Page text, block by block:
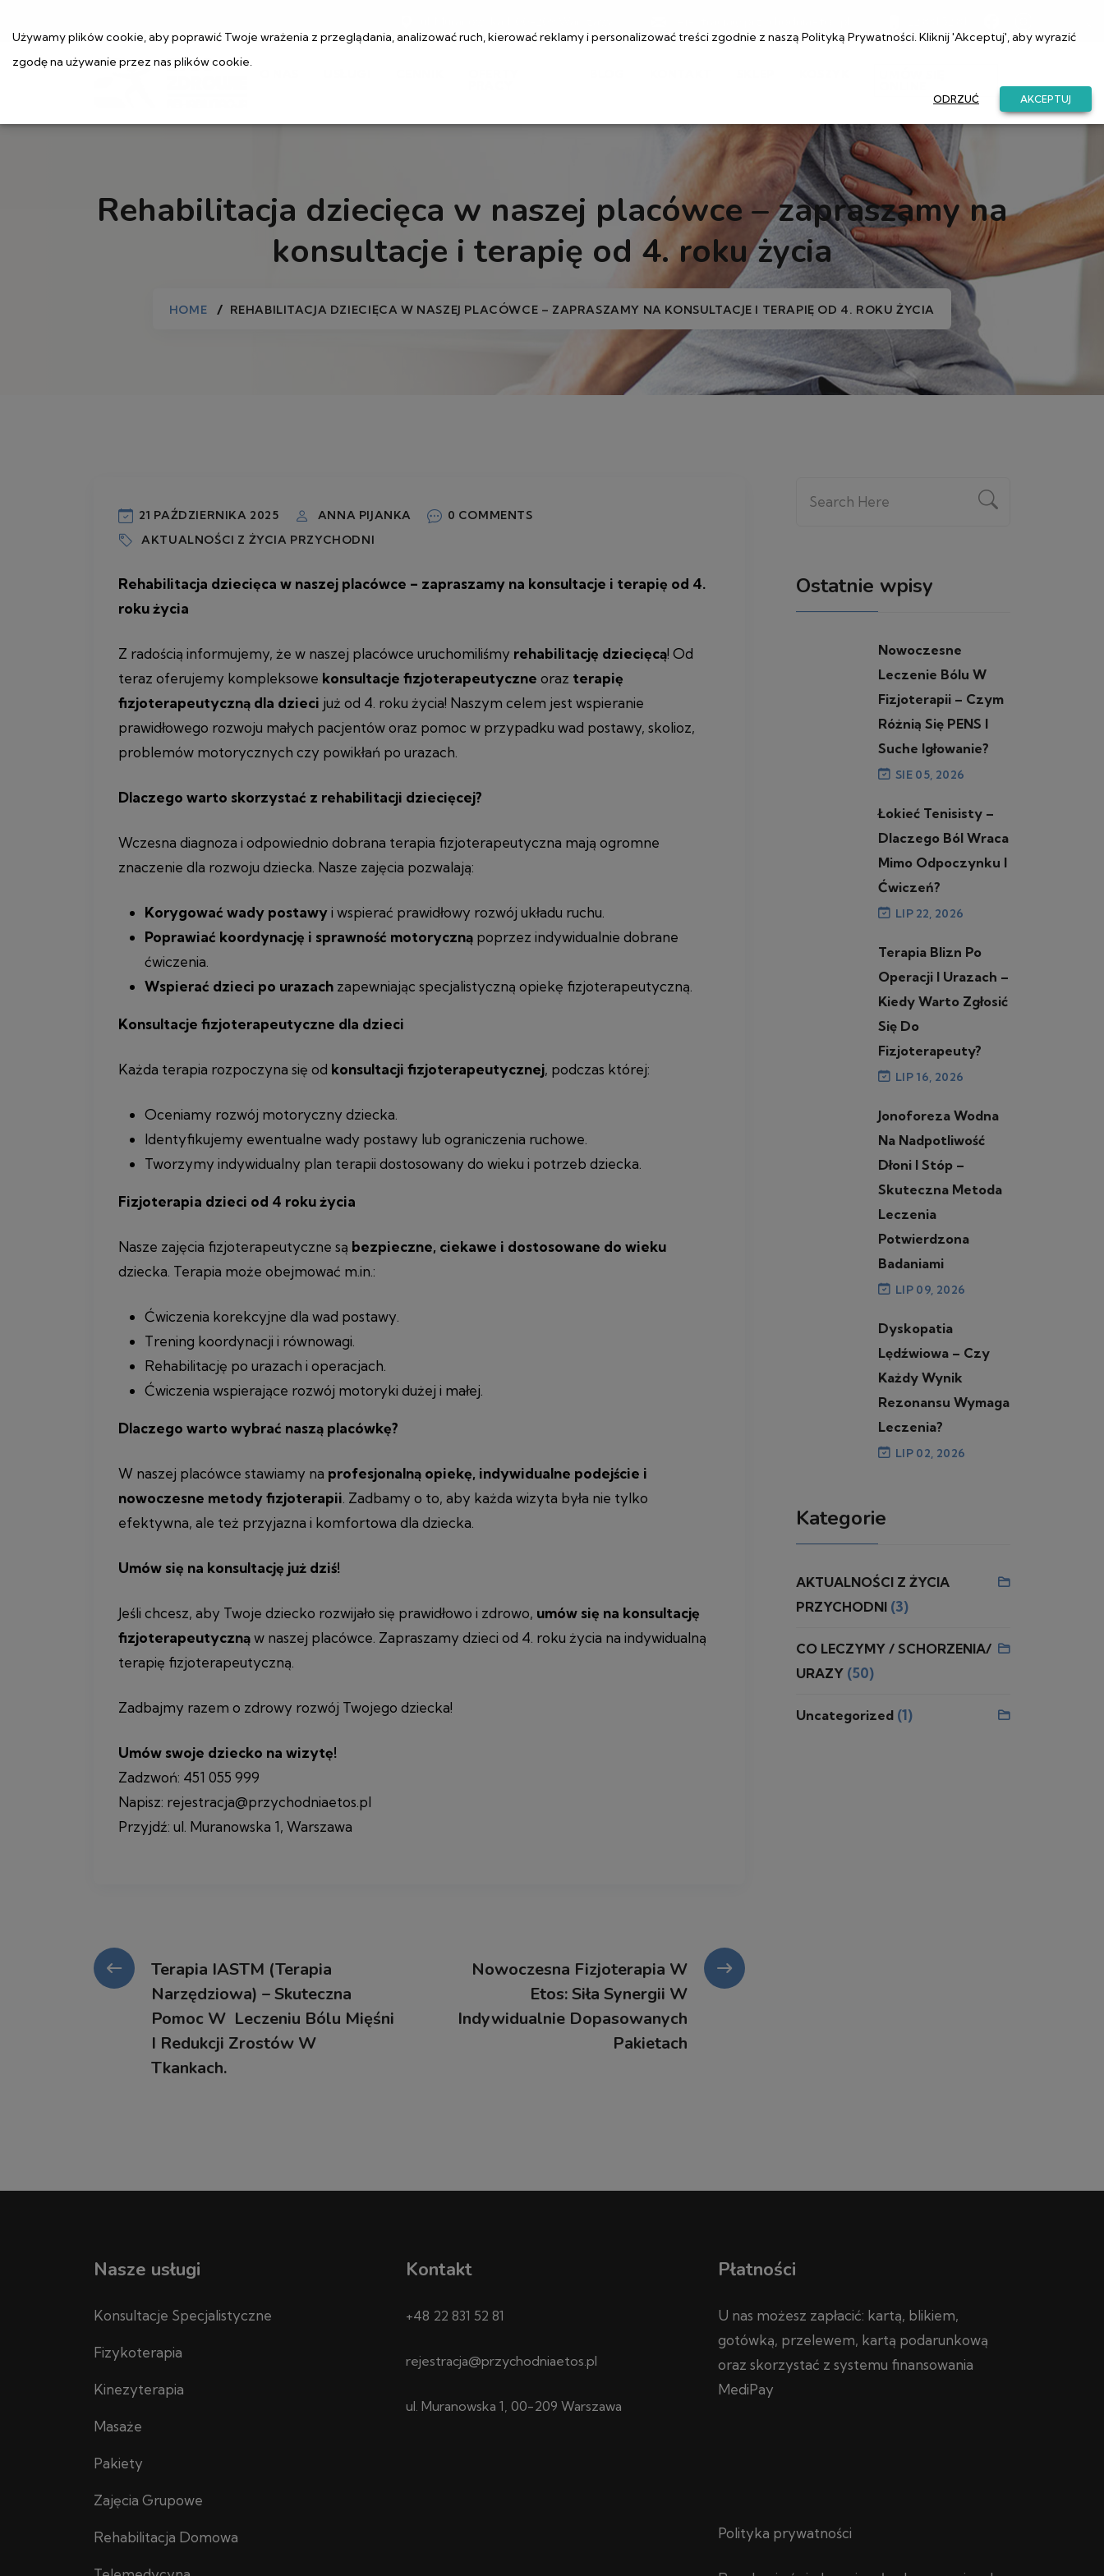
Rehabilitacja dziecięca w naszej placówce – zapraszamy na
konsultacje i terapię od 4. roku życia
HOME REHABILITACJA DZIECIĘCA W NASZEJ PLACÓWCE – ZAPRASZAMY NA KONSULTACJE I TERAPIĘ OD 4. ROKU ŻYCIA
21 PAŹDZIERNIKA 2025 ANNA PIJANKA
0 COMMENTS
AKTUALNOŚCI Z ŻYCIA PRZYCHODNI
Rehabilitacja dziecięca w naszej placówce – zapraszamy na konsultacje i terapię od 4.
roku życia
Z radością informujemy, że w naszej placówce uruchomiliśmy rehabilitację dziecięcą! Od
teraz oferujemy kompleksowe konsultacje fizjoterapeutyczne oraz terapię
fizjoterapeutyczną dla dzieci już od 4. roku życia! Naszym celem jest wspieranie
prawidłowego rozwoju małych pacjentów oraz pomoc w przypadku wad postawy, skolioz,
problemów motorycznych czy powikłań po urazach.
Dlaczego warto skorzystać z rehabilitacji dziecięcej?
Wczesna diagnoza i odpowiednio dobrana terapia fizjoterapeutyczna mają ogromne
znaczenie dla rozwoju dziecka. Nasze zajęcia pozwalają:
Korygować wady postawyi wspierać prawidłowy rozwój układu ruchu.
Poprawiać koordynację i sprawność motoryczną poprzez indywidualnie dobrane
ćwiczenia.
Wspierać dzieci po urazach zapewniając specjalistyczną opiekę fizjoterapeutyczną.
Konsultacje fizjoterapeutyczne dla dzieci
Każda terapia rozpoczyna się od konsultacji fizjoterapeutycznej, podczas której:
Oceniamy rozwój motoryczny dziecka.
Identyfikujemy ewentualne wady postawy lub ograniczenia ruchowe.
Tworzymy indywidualny plan terapii dostosowany do wieku i potrzeb dziecka.
Fizjoterapia dzieci od 4 roku życia
Nasze zajęcia fizjoterapeutyczne są bezpieczne, ciekawe i dostosowane do wieku
dziecka. Terapia może obejmować m.in.:
Ćwiczenia korekcyjne dla wad postawy.
Trening koordynacji i równowagi.
Rehabilitację po urazach i operacjach.
Ćwiczenia wspierające rozwój motoryki dużej i małej.
Dlaczego warto wybrać naszą placówkę?
W naszej placówce stawiamy na profesjonalną opiekę, indywidualne podejście i
nowoczesne metody fizjoterapii. Zadbamy o to, aby każda wizyta była nie tylko
efektywna, ale też przyjazna i komfortowa dla dziecka.
Umów się na konsultację już dziś!
Jeśli chcesz, aby Twoje dziecko rozwijało się prawidłowo i zdrowo, umów się na konsultację
fizjoterapeutycznąw naszej placówce. Zapraszamy dzieci od 4. roku życia na indywidualną
terapię fizjoterapeutyczną.
Zadbajmy razem o zdrowy rozwój Twojego dziecka!
Umów swoje dziecko na wizytę!
Zadzwoń: 451 055 999
Napisz: rejestracja@przychodniaetos.pl
Przyjdź: ul. Muranowska 1, Warszawa
Terapia IASTM (terapia
Narzędziowa) – Skuteczna
Pomoc W Leczeniu Bólu Mięśni
I Redukcji Zrostów W
Tkankach.
Nowoczesna Fizjoterapia W
Etos: Siła Synergii W
Indywidualnie Dopasowanych
Pakietach
Ostatnie wpisy
Nowoczesne
Leczenie Bólu W
Fizjoterapii – Czym
Różnią Się PENS I
Suche Igłowanie?
SIE 05, 2026
Łokieć Tenisisty –
Dlaczego Ból Wraca
Mimo Odpoczynku I
Ćwiczeń?
LIP 22, 2026
Terapia Blizn Po
Operacji I Urazach –
Kiedy Warto Zgłosić
Się Do
Fizjoterapeuty?
LIP 16, 2026
Jonoforeza Wodna
Na Nadpotliwość
Dłoni I Stóp –
Skuteczna Metoda
Leczenia
Potwierdzona
Badaniami
LIP 09, 2026
Dyskopatia
Lędźwiowa – Czy
Każdy Wynik
Rezonansu Wymaga
Leczenia?
LIP 02, 2026
Kategorie
AKTUALNOŚCI Z ŻYCIA
PRZYCHODNI (3)
CO LECZYMY / SCHORZENIA/
URAZY (50)
Uncategorized (1)
Nasze usługi
Konsultacje Specjalistyczne
Fizykoterapia
Kinezyterapia
Masaże
Pakiety
Zajęcia Grupowe
Rehabilitacja Domowa
Kontakt
+48 22 831 52 81
rejestracja@przychodniaetos.pl
ul. Muranowska 1, 00-209 Warszawa
Płatności
U nas możesz zapłacić: kartą, blikiem,
gotówką, przelewem, kartą podarunkową
oraz skorzystać z systemu finansowania
MediPay
Polityka prywatności
Używamy plików cookie, aby poprawić Twoje wrażenia z przeglądania, analizować ruch, kierować reklamy i personalizować treści zgodnie z naszą Polityką Prywatności. Kliknij 'Akceptuj', aby wyrazić
zgodę na używanie przez nas plików cookie.
ODRZUĆ AKCEPTUJ